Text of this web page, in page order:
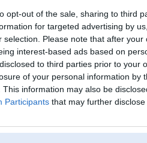
opt-out of the sale, sharing to third
for targeted advertising by
selection. Please note that after
interest-based ads based on
to third parties prior to your
of your personal information by
This information may also be
Participants that may further
Lietotāja
Lietotājvārds:
Ziņojumi forumā:
0
Pēdējie